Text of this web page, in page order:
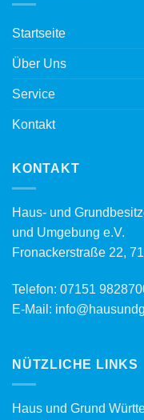
Startseite
Über Uns
Service
Kontakt
KONTAKT
Haus- und
und Umgebung e.V.
Fronackerstraße 22,
Telefon: 07151
E-Mail:
NÜTZLICHE LINKS
Haus und Grund